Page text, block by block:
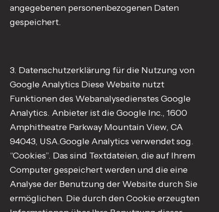
angegebenen personenbezogenen Daten
gespeichert.
3. Datenschutzerklärung für die Nutzung von
Google Analytics Diese Website nutzt
Funktionen des Webanalysedienstes Google
Analytics. Anbieter ist die Google Inc., 1600
Amphitheatre Parkway Mountain View, CA
94043, USA.Google Analytics verwendet sog.
“Cookies”. Das sind Textdateien, die auf Ihrem
Computer gespeichert werden und die eine
Analyse der Benutzung der Website durch Sie
ermöglichen. Die durch den Cookie erzeugten